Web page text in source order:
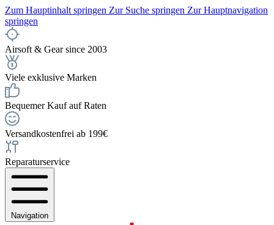
Zum Hauptinhalt springen Zur Suche springen Zur Hauptnavigation
springen
Airsoft & Gear since 2003
Viele exklusive Marken
Bequemer Kauf auf Raten
Versandkostenfrei ab 199€
Reparaturservice
Navigation